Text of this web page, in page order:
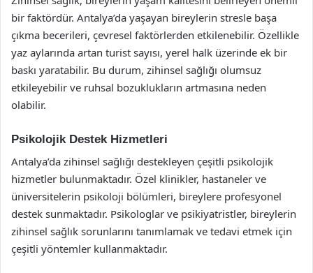
bir faktördür. Antalya’da yaşayan bireylerin stresle başa
çıkma becerileri, çevresel faktörlerden etkilenebilir. Özellikle
yaz aylarında artan turist sayısı, yerel halk üzerinde ek bir
baskı yaratabilir. Bu durum, zihinsel sağlığı olumsuz
etkileyebilir ve ruhsal bozuklukların artmasına neden
olabilir.
Psikolojik Destek Hizmetleri
Antalya’da zihinsel sağlığı destekleyen çeşitli psikolojik
hizmetler bulunmaktadır. Özel klinikler, hastaneler ve
üniversitelerin psikoloji bölümleri, bireylere profesyonel
destek sunmaktadır. Psikologlar ve psikiyatristler, bireylerin
zihinsel sağlık sorunlarını tanımlamak ve tedavi etmek için
çeşitli yöntemler kullanmaktadır.